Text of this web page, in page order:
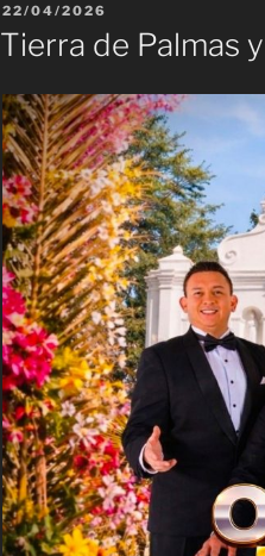
PUBLICADO
EL
22/04/2026
Tierra de Palmas